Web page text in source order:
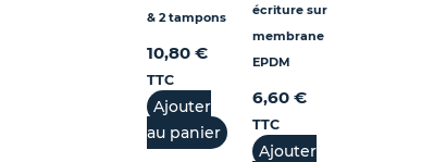
& 2 tampons
10,80€
TTC
Ajouter
au panier
écriture sur
membrane
EPDM
6,60€
TTC
Ajouter